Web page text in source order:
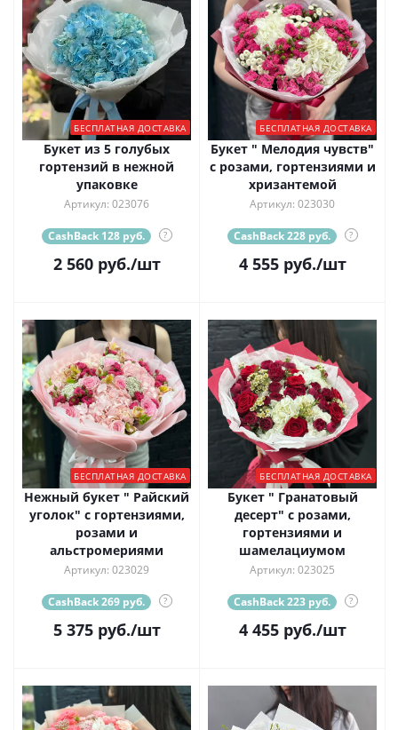
БЕСПЛАТНАЯ ДОСТАВКА
Букет из 5 голубых
гортензий в нежной
упаковке
Артикул: 023076
CashBack 128 руб. ?
2 560руб./шт
БЕСПЛАТНАЯ ДОСТАВКА
Букет " Мелодия чувств"
с розами, гортензиями и
хризантемой
Артикул: 023030
CashBack 228 руб. ?
4 555руб./шт
БЕСПЛАТНАЯ ДОСТАВКА
Нежный букет " Райский
уголок" с гортензиями,
розами и
альстромериями
Артикул: 023029
CashBack 269 руб. ?
5 375руб./шт
БЕСПЛАТНАЯ ДОСТАВКА
Букет " Гранатовый
десерт" с розами,
гортензиями и
шамелациумом
Артикул: 023025
CashBack 223 руб. ?
4 455руб./шт